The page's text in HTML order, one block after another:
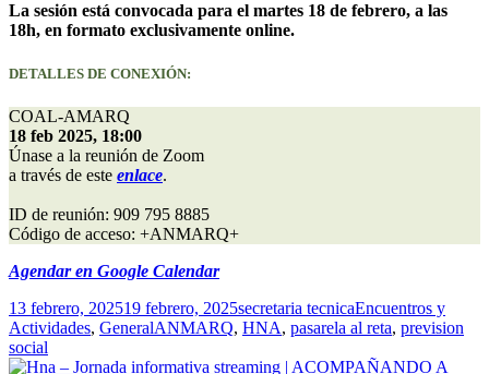
La sesión está convocada para el martes 18 de febrero, a las
18h, en formato exclusivamente online.
DETALLES DE CONEXIÓN:
Únase a la reunión de Zoom
a través de este enlace.
ID de reunión: 909 795 8885
Código de acceso: +ANMARQ+
Agendar en Google Calendar
Publicado
el
13 febrero, 202519 febrero, 2025Autor
secretaria tecnicaCategorías
Encuentros y
Actividades, GeneralEtiquetas
ANMARQ, HNA, pasarela al reta, prevision
social